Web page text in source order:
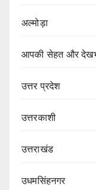
अल्मोड़ा
आपकी सेहत और
उत्तर प्रदेश
उत्तरकाशी
उत्तराखंड
उधमसिंहनगर